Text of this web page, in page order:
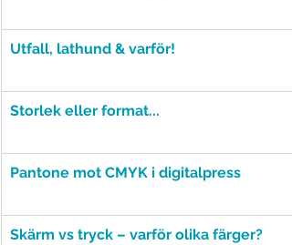
Utfall, lathund & varför!
Storlek eller format...
Pantone mot CMYK i digitalpress
Skärm vs tryck – varför olika färger?